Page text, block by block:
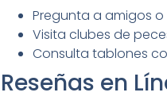
Pregunta a amigos
Visita clubes de
Consulta tablones
Reseñas en